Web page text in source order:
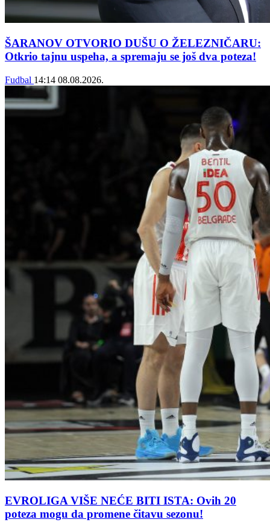
ŠARANOV OTVORIO DUŠU O ŽELEZNIČARU:
Otkrio tajnu uspeha, a spremaju se još dva poteza!
Fudbal 14:14 08.08.2026.
EVROLIGA VIŠE NEĆE BITI ISTA: Ovih 20
poteza mogu da promene čitavu sezonu!